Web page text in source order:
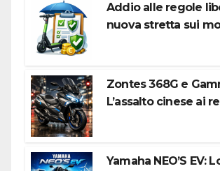
Addio alle regole
nuova stretta sui
Zontes 368G e
L’assalto cinese ai
Yamaha NEO’S EV: